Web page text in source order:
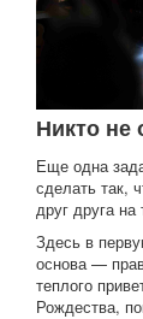
Никто не
Еще одна
сделать так,
друг друга
Здесь в
основа —
теплого
Рождества,